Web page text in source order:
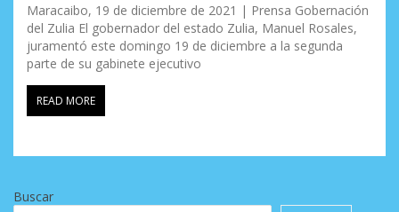
Maracaibo, 19 de diciembre de 2021 | Prensa Gobernación
del Zulia El gobernador del estado Zulia, Manuel Rosales,
juramentó este domingo 19 de diciembre a la segunda
parte de su gabinete ejecutivo
READ MORE
Buscar